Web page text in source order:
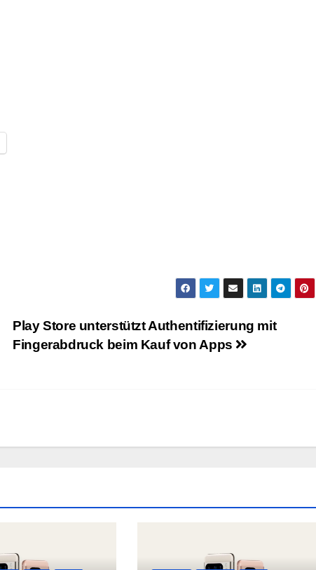
Play Store unterstützt Authentifizierung mit
Fingerabdruck beim Kauf von Apps